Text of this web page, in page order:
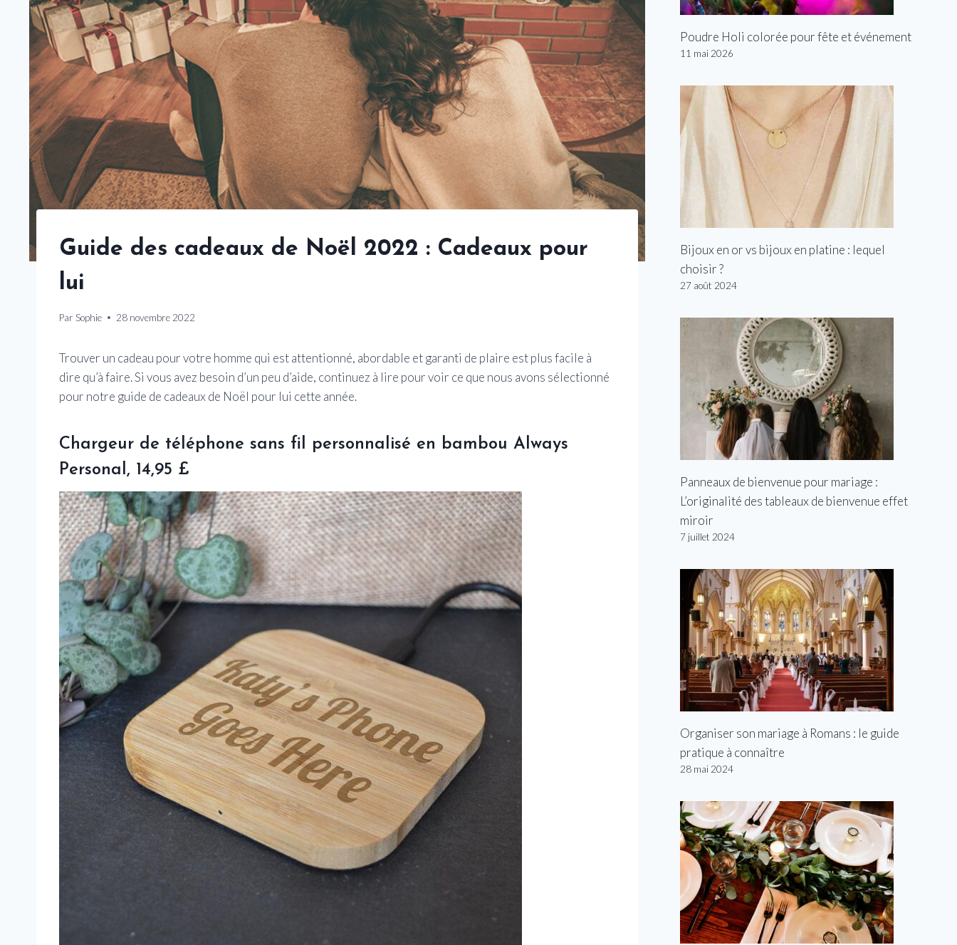
Guide des cadeaux de Noël 2022 : Cadeaux pour
lui
Par Sophie 28 novembre 2022
Trouver un cadeau pour votre homme qui est attentionné, abordable et garanti de plaire est plus facile à
dire qu’à faire. Si vous avez besoin d’un peu d’aide, continuez à lire pour voir ce que nous avons sélectionné
pour notre guide de cadeaux de Noël pour lui cette année.
Chargeur de téléphone sans fil personnalisé en bambou Always
Personal, 14,95 £
Poudre Holi colorée pour fête et événement
11 mai 2026
Bijoux en or vs bijoux en platine : lequel
choisir ?
27 août 2024
Panneaux de bienvenue pour mariage :
L’originalité des tableaux de bienvenue effet
miroir
7 juillet 2024
Organiser son mariage à Romans : le guide
pratique à connaître
28 mai 2024